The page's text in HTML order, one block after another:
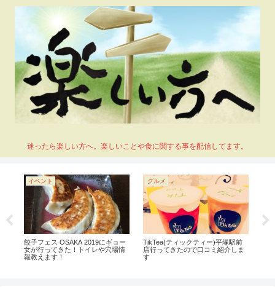
迷ったら楽しい方へ。楽しいことや食に関する事を配信してます。
イベント
餃子フェス OSAKA 2019にギョー
女が行ってきた！トイレや穴場情
報教えます！
グルメ
TikTea(ティックティー)平塚駅前
店行ってきたので口コミ紹介しま
す